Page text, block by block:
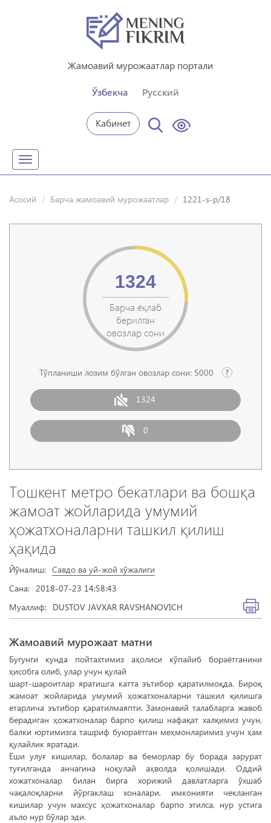
Жамоавий мурожаатлар портали
Ўзбекча Русский
Кабинет
Toggle
navigation
Асосий Барча жамоавий мурожаатлар 1221-s-p/18
Барча ёқлаб
берилган
овозлар сони
1324
Тўпланиши лозим бўлган овозлар сони: 5000
1324
0
Тошкент метро бекатлари ва бошқа
жамоат жойларида умумий
ҳожатхоналарни ташкил қилиш
ҳақида
Йўналиш: Савдо ва уй-жой хўжалиги
Сана: 2018-07-23 14:58:43
Муаллиф: DUSTOV JAVXAR RAVSHANOVICH
Жамоавий мурожаат матни
Бугунги кунда пойтахтимиз аҳолиси кўпайиб бораётганини
ҳисобга олиб, улар учун қулай
шарт-шароитлар яратишга катта эътибор қаратилмоқда. Бироқ
жамоат жойларида умумий ҳожатхоналарни ташкил қилишга
етарлича эътибор қаратилмаяпти. Замонавий талабларга жавоб
берадиган ҳожатхоналар барпо қилиш нафақат халқимиз учун,
балки юртимизга ташриф буюраётган меҳмонларимиз учун ҳам
қулайлик яратади.
Ёши улуғ кишилар, болалар ва беморлар бу борада зарурат
туғилганда анчагина ноқулай аҳволда қолишади. Оддий
хожатхоналар билан бирга хорижий давлатларга ўхшаб
чақалоқларни йўргаклаш хоналари, имконияти чекланган
кишилар учун махсус ҳожатхоналар барпо этилса, нур устига
аъло нур бўлар эди.